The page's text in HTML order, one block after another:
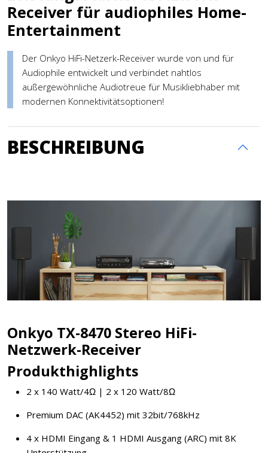
Receiver für audiophiles Home-
Entertainment
Der Onkyo HiFi-Netzerk-Receiver wurde von und für
Audiophile entwickelt und verbindet nahtlos
außergewöhnliche Audiotreue für Musikliebhaber mit
modernen Konnektivitätsoptionen!
BESCHREIBUNG
Onkyo TX-8470 Stereo HiFi-
Netzwerk-Receiver
Produkthighlights
2 x 140 Watt/4Ω | 2 x 120 Watt/8Ω
Premium DAC (AK4452) mit 32bit/768kHz
4 x HDMI Eingang & 1 HDMI Ausgang (ARC) mit 8K